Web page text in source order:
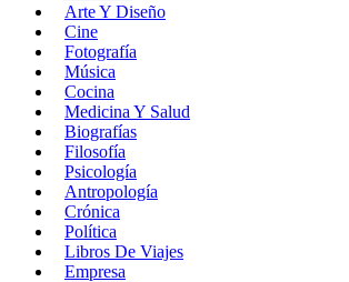
Arte Y Diseño
Cine
Fotografía
Música
Cocina
Medicina Y Salud
Biografías
Filosofía
Psicología
Antropología
Crónica
Política
Libros De Viajes
Empresa